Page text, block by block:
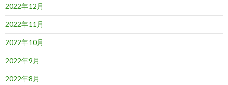
2022年12月
2022年11月
2022年10月
2022年9月
2022年8月